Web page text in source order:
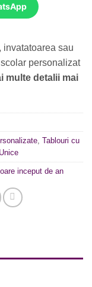
invatatoarea sau
personalizat
multe detalii mai
, Tablouri cu
inceput de an